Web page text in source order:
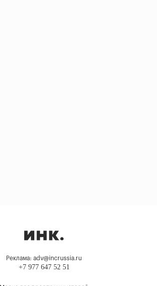
Реклама: adv@incrussia.ru
+7 977 647 52 51